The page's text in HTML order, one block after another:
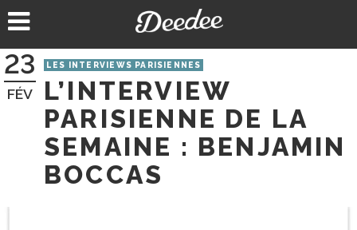
au
23
FÉV
LES INTERVIEWS PARISIENNES
L’INTERVIEW
PARISIENNE DE LA
SEMAINE : BENJAMIN
BOCCAS